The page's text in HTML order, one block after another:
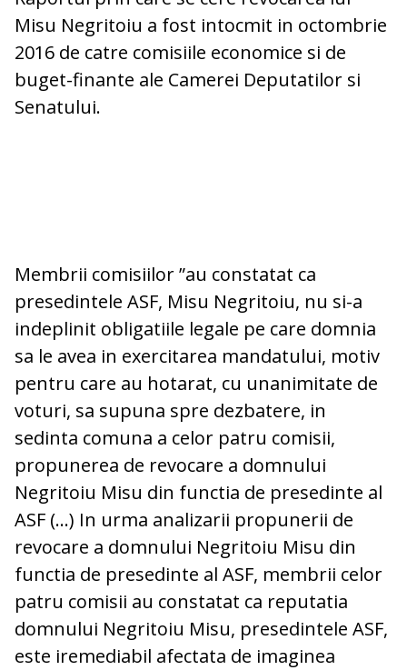
Misu Negritoiu a fost intocmit in octombrie
2016 de catre comisiile economice si de
buget-finante ale Camerei Deputatilor si
Senatului.
Membrii comisiilor ”au constatat ca
presedintele ASF, Misu Negritoiu, nu si-a
indeplinit obligatiile legale pe care domnia
sa le avea in exercitarea mandatului, motiv
pentru care au hotarat, cu unanimitate de
voturi, sa supuna spre dezbatere, in
sedinta comuna a celor patru comisii,
propunerea de revocare a domnului
Negritoiu Misu din functia de presedinte al
ASF (...) In urma analizarii propunerii de
revocare a domnului Negritoiu Misu din
functia de presedinte al ASF, membrii celor
patru comisii au constatat ca reputatia
domnului Negritoiu Misu, presedintele ASF,
este iremediabil afectata de imaginea